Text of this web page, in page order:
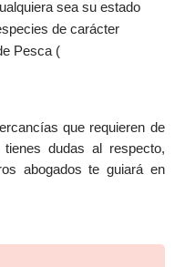
sea su estado
de carácter
Pesca (
que requieren de
dudas al respecto,
abogados te guiará en